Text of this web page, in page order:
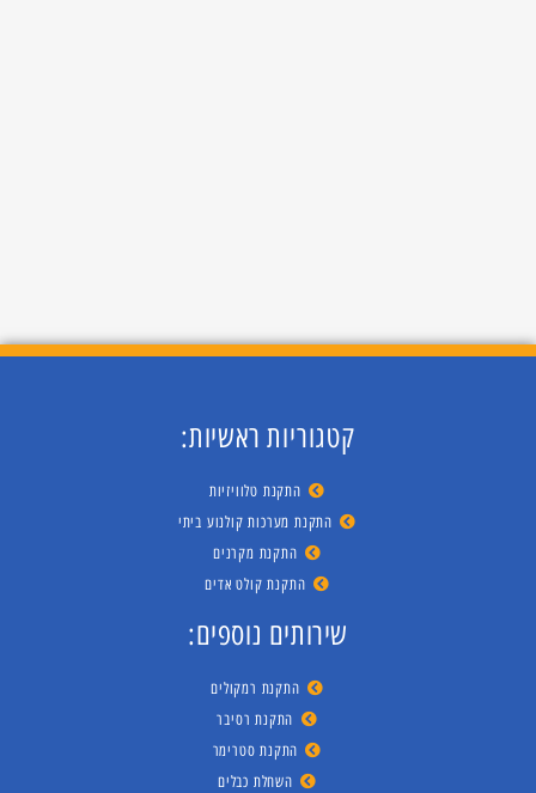
קטגוריות ראשיות:
התקנת טלוויזיות
התקנת מערכות קולנוע ביתי
התקנת מקרנים
התקנת קולט אדים
שירותים נוספים:
התקנת רמקולים
התקנת רסיבר
התקנת סטרימר
השחלת כבלים